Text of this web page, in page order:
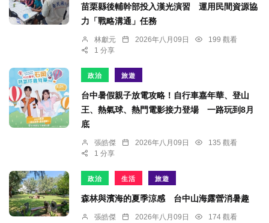
苗栗縣後輔幹部投入漢光演習 運用民間資源協
力「戰略溝通」任務
林獻元 2026年八月09日
199 觀看
1 分享
政治 旅遊
台中暑假親子放電攻略！自行車嘉年華、登山
王、熱氣球、熱門電影接力登場 一路玩到8月
底
張皓傑 2026年八月09日
135 觀看
1 分享
政治 生活 旅遊
森林與濱海的夏季涼感 台中山海露營消暑趣
張皓傑 2026年八月09日
174 觀看